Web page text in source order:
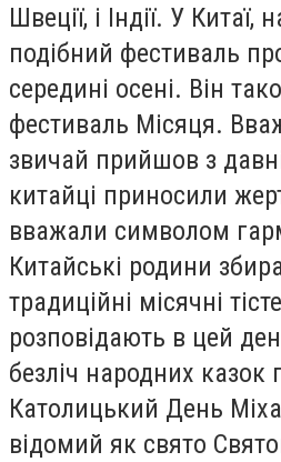
Швеції, і Індії. У Китаї,
подібний фестиваль
середині осені. Він
фестиваль Місяця.
звичай прийшов з
китайці приносили
вважали символом
Китайські родини
традиційні місячні
розповідають в цей
безліч народних казок
Католицький День
відомий як свято